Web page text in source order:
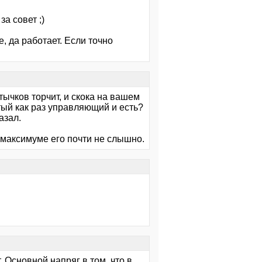
совет ;)
да работает. Если точно
торчит, и скока на вашем
как раз управляющий и есть?
его почти не слышно.